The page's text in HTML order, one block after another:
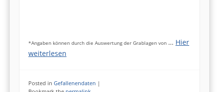
*Angaben können durch die Auswertung der Grablagen von … Hier
weiterlesen
Posted in Gefallenendaten |